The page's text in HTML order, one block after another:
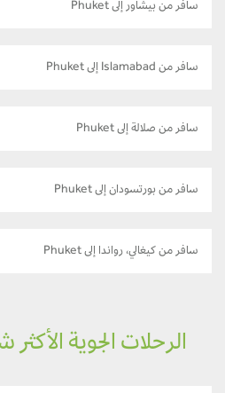
سافر من بيشاور إلى Phuket
سافر من Islamabad إلى Phuket
سافر من صلالة إلى Phuket
سافر من بورتسودان إلى Phuket
سافر من كيغالي، رواندا إلى Phuket
الرحلات الجوية الأكثر